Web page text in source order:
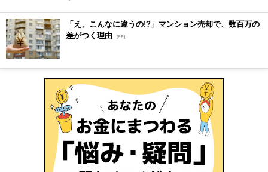
「え、こんなに違うの!?」マンション売却で、数百万の
差がつく理由 [PR]